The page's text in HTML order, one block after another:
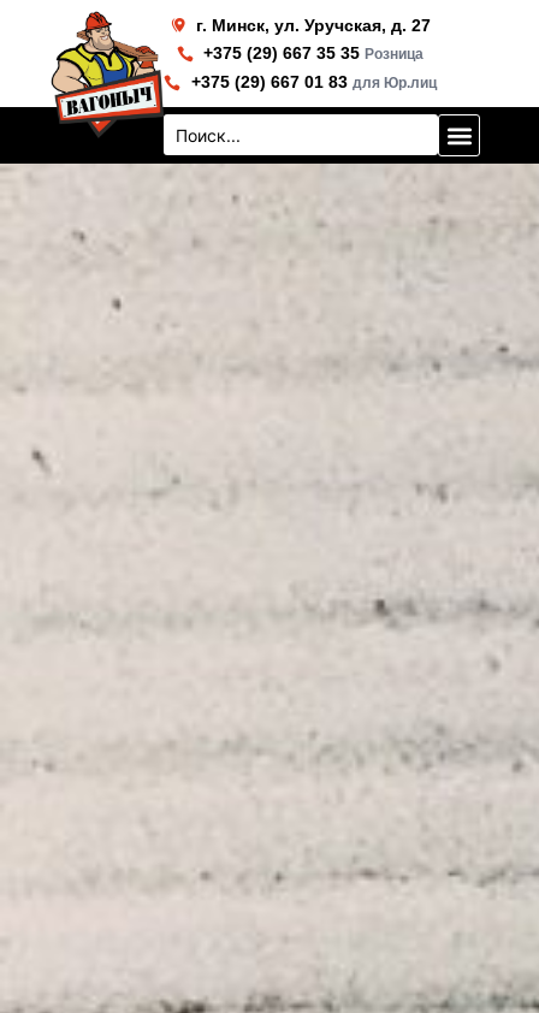
содержимому
г. Минск, ул. Уручская, д. 27
+375 (29) 667 35 35Розница
+375 (29) 667 01 83 для Юр.лиц
Search
...